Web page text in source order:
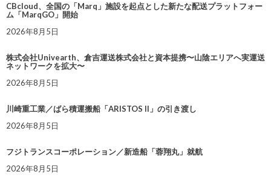
CBcloud、全国の「Marq」施設を起点とした新たな配送プラットフォー
ム「MarqGO」開始
2026年8月5日
株式会社Univearth、倉吉運送株式会社と資本提携〜山陰エリアへ実運送
ネットワークを拡大〜
2026年8月5日
川崎重工業／ばら積運搬船「ARISTOS II」の引き渡し
2026年8月5日
フジトランスコーポレーション／新造船「蓉翔丸」就航
2026年8月5日